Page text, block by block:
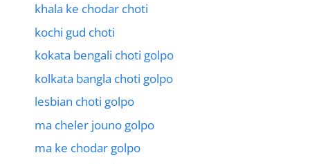
khala ke chodar choti
kochi gud choti
kokata bengali choti golpo
kolkata bangla choti golpo
lesbian choti golpo
ma cheler jouno golpo
ma ke chodar golpo